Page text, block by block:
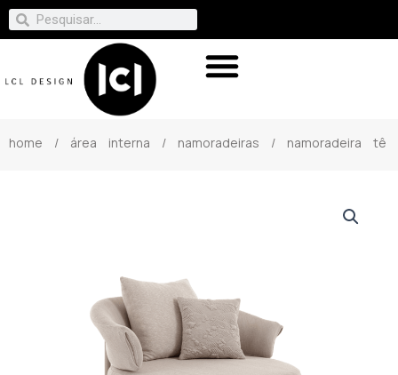
home / área interna / namoradeiras / namoradeira tê